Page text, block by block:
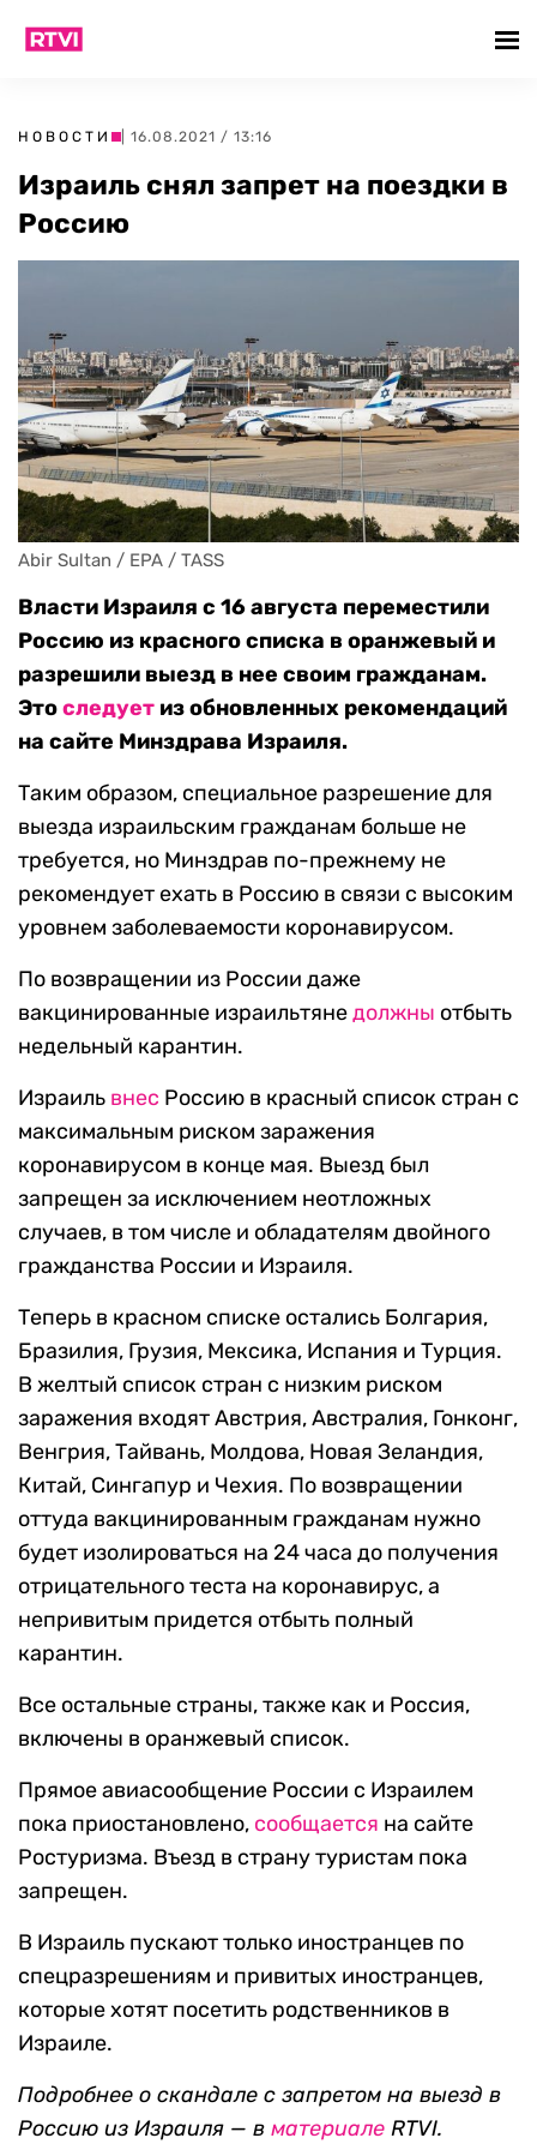
НОВОСТИ | 16.08.2021 / 13:16
Израиль снял запрет на поездки в
Россию
Abir Sultan / EPA / TASS
Власти Израиля с 16 августа переместили
Россию из красного списка в оранжевый и
разрешили выезд в нее своим гражданам.
Этоследует из обновленных рекомендаций
на сайте Минздрава Израиля.
Таким образом, специальное разрешение для
выезда израильским гражданам больше не
требуется, но Минздрав по-прежнему не
рекомендует ехать в Россию в связи с высоким
уровнем заболеваемости коронавирусом.
По возвращении из России даже
вакцинированные израильтянедолжны отбыть
недельный карантин.
Израиль внес Россию в красный список стран с
максимальным риском заражения
коронавирусом в конце мая. Выезд был
запрещен за исключением неотложных
случаев, в том числе и обладателям двойного
гражданства России и Израиля.
Теперь в красном списке остались Болгария,
Бразилия, Грузия, Мексика, Испания и Турция.
В желтый список стран с низким риском
заражения входят Австрия, Австралия, Гонконг,
Венгрия, Тайвань, Молдова, Новая Зеландия,
Китай, Сингапур и Чехия. По возвращении
оттуда вакцинированным гражданам нужно
будет изолироваться на 24 часа до получения
отрицательного теста на коронавирус, а
непривитым придется отбыть полный
карантин.
Все остальные страны, также как и Россия,
включены в оранжевый список.
Прямое авиасообщение России с Израилем
пока приостановлено, сообщается на сайте
Ростуризма. Въезд в страну туристам пока
запрещен.
В Израиль пускают только иностранцев по
спецразрешениям и привитых иностранцев,
которые хотят посетить родственников в
Израиле.
Подробнее о скандале с запретом на выезд в
Россию из Израиля — в материале RTVI.